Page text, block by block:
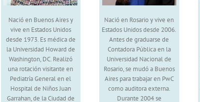
Nació en Buenos Aires y
vive en Estados Unidos
desde 1973. Es médica de
la Universidad Howard de
Washington, DC. Realizó
una rotación visitante en
Pediatría General en el
Hospital de Niños Juan
Garrahan, de la Ciudad de
Nació en Rosario y vive en
Estados Unidos desde 2006.
Antes de graduarse de
Contadora Pública en la
Universidad Nacional de
Rosario, se mudó a Buenos
Aires para trabajar en PwC
como auditora externa.
Durante 2004 se